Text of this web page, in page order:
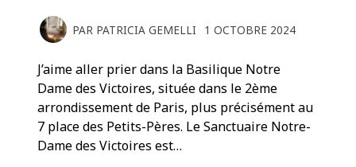
PAR PATRICIA GEMELLI 1 OCTOBRE 2024
J’aime aller prier dans la Basilique Notre
Dame des Victoires, située dans le 2ème
arrondissement de Paris, plus précisément au
7 place des Petits-Pères. Le Sanctuaire Notre-
Dame des Victoires est…